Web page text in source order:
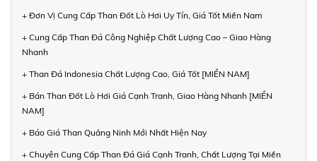
+ Đơn Vị Cung Cấp Than Đốt Lò Hơi Uy Tín, Giá Tốt Miền Nam
+ Cung Cấp Than Đá Công Nghiệp Chất Lượng Cao – Giao Hàng
Nhanh
+ Than Đá Indonesia Chất Lượng Cao, Giá Tốt [MIỀN NAM]
+ Bán Than Đốt Lò Hơi Giá Cạnh Tranh, Giao Hàng Nhanh [MIỀN
NAM]
+ Báo Giá Than Quảng Ninh Mới Nhất Hiện Nay
+ Chuyên Cung Cấp Than Đá Giá Cạnh Tranh, Chất Lượng Tại Miền